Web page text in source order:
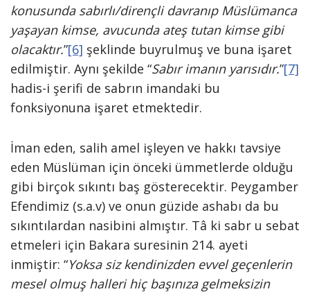
konusunda sabırlı/dirençli davranıp Müslümanca
yaşayan kimse, avucunda ateş tutan kimse gibi
olacaktır.”[6] şeklinde buyrulmuş ve buna işaret
edilmiştir. Aynı şekilde “Sabır imanın yarısıdır.”[7]
hadis-i şerifi de sabrın imandaki bu
fonksiyonuna işaret etmektedir.
İman eden, salih amel işleyen ve hakkı tavsiye
eden Müslüman için önceki ümmetlerde olduğu
gibi birçok sıkıntı baş gösterecektir. Peygamber
Efendimiz (s.a.v) ve onun güzide ashabı da bu
sıkıntılardan nasibini almıştır. Tâ ki sabr u sebat
etmeleri için Bakara suresinin 214. ayeti
inmiştir: “Yoksa siz kendinizden evvel geçenlerin
mesel olmuş halleri hiç başınıza gelmeksizin